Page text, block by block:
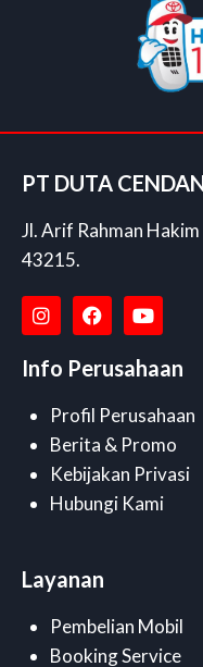
PT DUTA
Jl. Arif Rahman
43215.
Info Perusahaan
Profil Perusahaan
Berita & Promo
Kebijakan Privasi
Hubungi Kami
Layanan
Pembelian Mobil
Booking Service